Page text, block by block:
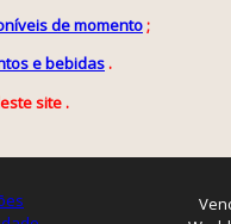
de momento;
e bebidas.
site .